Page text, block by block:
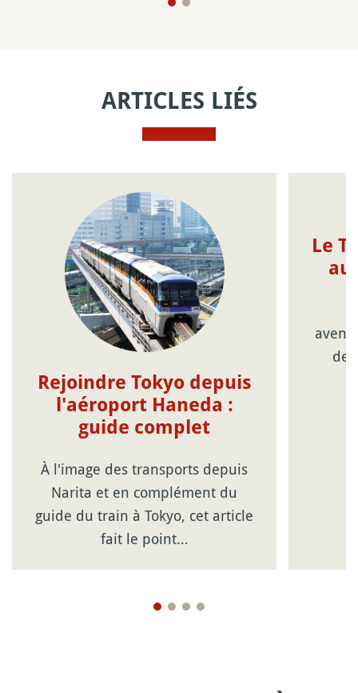
ARTICLES LIÉS
Rejoindre Tokyo depuis
l'aéroport Haneda :
guide complet
À l'image des transports depuis
Narita et en complément du
guide du train à Tokyo, cet article
fait le point…
Le
au
de